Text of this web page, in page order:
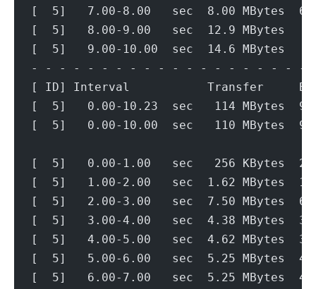
[  5]   7.00-8.00   sec  8.00
[  5]   8.00-9.00   sec  12.9
[  5]   9.00-10.00  sec  14.6
- - - - - - - - - - - - - - - - - - - -
[ ID] Interval           Transfer
[  5]   0.00-10.23  sec   114 MBytes
[  5]   0.00-10.00  sec   110
[  5]   0.00-1.00   sec   256
[  5]   1.00-2.00   sec  1.62
[  5]   2.00-3.00   sec  7.50 MBytes
[  5]   3.00-4.00   sec  4.38 MBytes
[  5]   4.00-5.00   sec  4.62 MBytes
[  5]   5.00-6.00   sec  5.25 MBytes
[  5]   6.00-7.00   sec  5.25 MBytes